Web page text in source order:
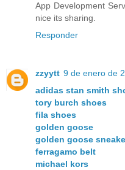
App Development
nice its sharing.
Responder
zzyytt 9 de enero de
adidas stan smith
tory burch shoes
fila shoes
golden goose
golden goose
ferragamo belt
michael kors